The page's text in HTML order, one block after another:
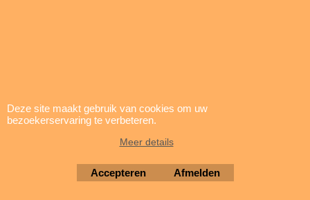
Brigatti Electronics
Copyright © 1994-2026
Webwinkel gemaakt met ShopFactory webwinkel software.
Deze site maakt gebruik van cookies om uw
bezoekerservaring te verbeteren.
Meer details
Accepteren Afmelden